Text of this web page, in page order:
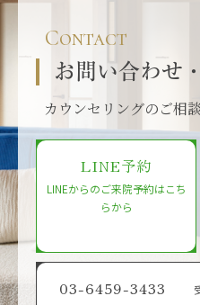
Contact
お問い合わせ
カウンセリングのご相
LINE予約
LINEからのご来院予約はこち
らから
03-6459-3433